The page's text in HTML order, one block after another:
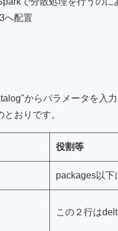
へ配置
からパラメータを入
おりです。
役割等
packages以下
この２行は